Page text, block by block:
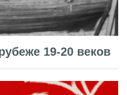
19-20 веков